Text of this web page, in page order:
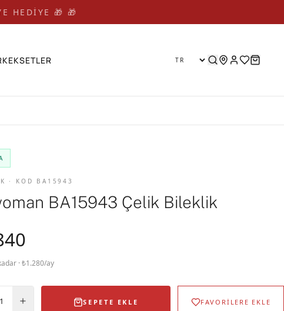
HEDİYE 🎁 🎁
SETLER
· KOD BA15943
BA15943 Çelik Bileklik
· ₺1.280/ay
1 SEPETE EKLE FAVORİLERE EKLE